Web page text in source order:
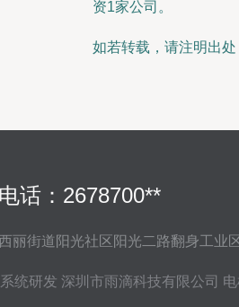
资1家公司。
如若转载，请注明出
电话：2678700**
丽街道阳光社区阳光二路翻身工业
统研发 深圳市雨滴科技有限公司